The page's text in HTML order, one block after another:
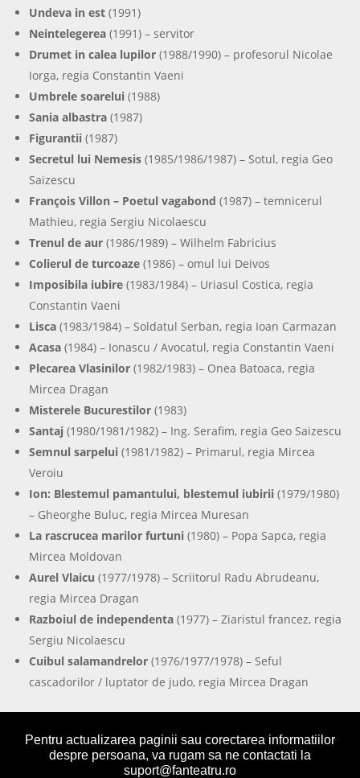
Undeva in est (1991)
Neintelegerea (1991) – servitor
Drumet in calea lupilor (1988/1990) – profesorul Nicolae
Iorga, regia Constantin Vaeni
Umbrele soarelui (1988)
Sania albastra (1987)
Figurantii (1987)
Secretul lui Nemesis (1985/1986/1987) – Sotul, regia Geo
Saizescu
François Villon – Poetul vagabond (1987) – temnicerul
Mathieu, regia Sergiu Nicolaescu
Trenul de aur (1986/1989) – Wilhelm Fabricius
Colierul de turcoaze (1986) – omul lui Deivos
Imposibila iubire (1983/1984) – Uriasul Costica, regia
Constantin Vaeni
Lisca (1983/1984) – Soldatul Serban, regia Ioan Carmazan
Acasa (1984) – Ionascu / Avocatul, regia Constantin Vaeni
Plecarea Vlasinilor (1982/1983) – Onea Batoaca, regia
Mircea Dragan
Misterele Bucurestilor (1983)
Santaj (1980/1981/1982) – Ing. Serafim, regia Geo Saizescu
Semnul sarpelui (1981/1982) – Primarul, regia Mircea
Veroiu
Ion: Blestemul pamantului, blestemul iubirii (1979/1980)
– Gheorghe Buluc, regia Mircea Muresan
La rascrucea marilor furtuni (1980) – Popa Sapca, regia
Mircea Moldovan
Aurel Vlaicu (1977/1978) – Scriitorul Radu Abrudeanu,
regia Mircea Dragan
Razboiul de independenta (1977) – Ziaristul francez, regia
Sergiu Nicolaescu
Cuibul salamandrelor (1976/1977/1978) – Seful
cascadorilor / luptator de judo, regia Mircea Dragan
Pentru actualizarea paginii sau corectarea informatiilor
despre persoana, va rugam sa ne contactati la
suport@fanteatru.ro